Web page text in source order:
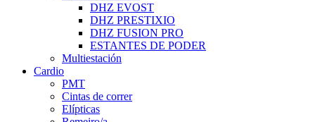
DHZ EVOST
DHZ PRESTIXIO
DHZ FUSION PRO
ESTANTES DE PODER
Multiestación
Cardio
PMT
Cintas de correr
Elípticas